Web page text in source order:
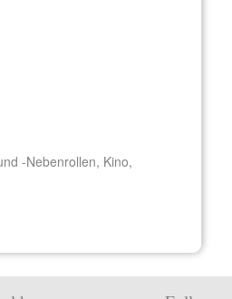
-Nebenrollen, Kino,